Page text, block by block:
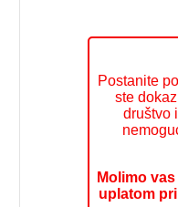
Postanite
ste
društvo
Molimo
uplatom